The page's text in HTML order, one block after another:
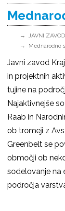
JAVNI ZAVOD
Mednarodno
Javni zavod
in projektnih
tujine na
Najaktivnejše
Raab in
ob tromeji z
Greenbelt se
območji ob
sodelovanje na
področja